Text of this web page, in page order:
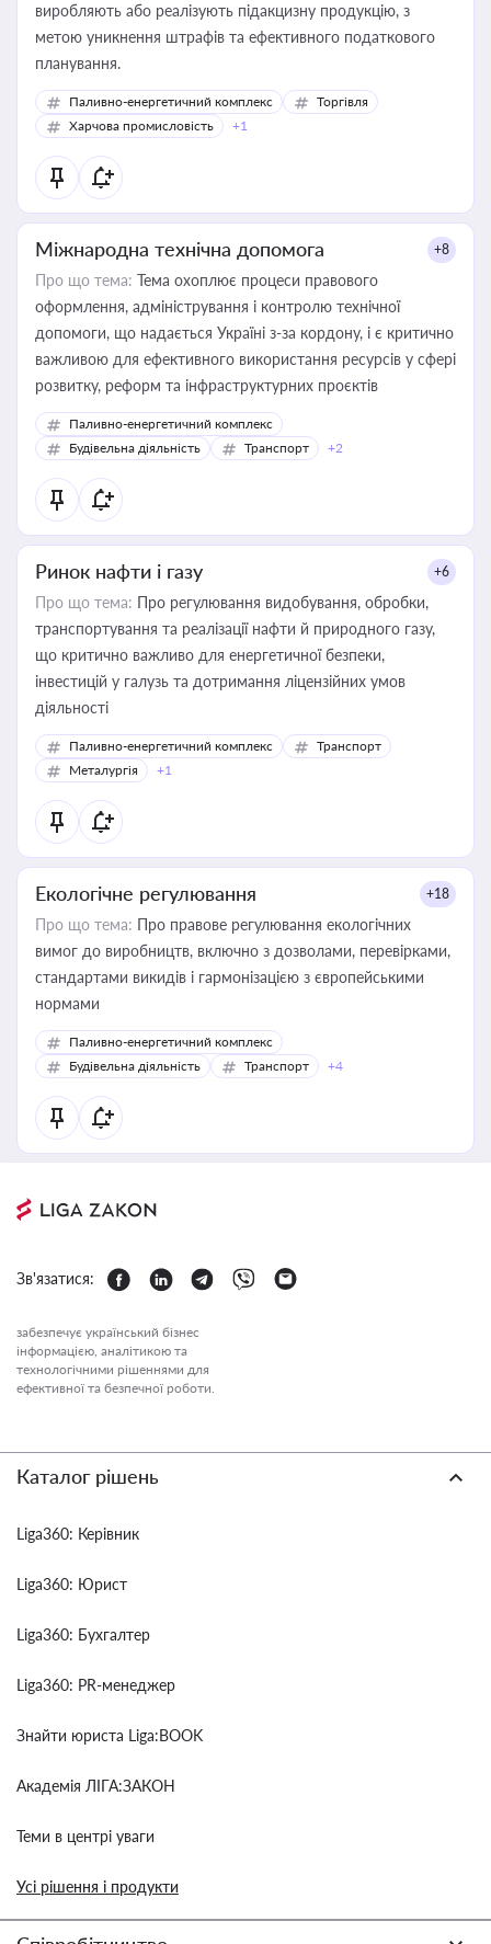
виробляють або реалізують підакцизну продукцію, з
метою уникнення штрафів та ефективного податкового
планування.
Паливно-енергетичний комплекс
Торгівля
Харчова промисловість
+1
Міжнародна технічна допомога +8
Про що тема: Тема охоплює процеси правового
оформлення, адміністрування і контролю технічної
допомоги, що надається Україні з-за кордону, і є критично
важливою для ефективного використання ресурсів у сфері
розвитку, реформ та інфраструктурних проєктів
Паливно-енергетичний комплекс
Будівельна діяльність
Транспорт +2
Ринок нафти і газу +6
Про що тема: Про регулювання видобування, обробки,
транспортування та реалізації нафти й природного газу,
що критично важливо для енергетичної безпеки,
інвестицій у галузь та дотримання ліцензійних умов
діяльності
Паливно-енергетичний комплекс
Транспорт
Металургія
+1
Екологічне регулювання +18
Про що тема: Про правове регулювання екологічних
вимог до виробництв, включно з дозволами, перевірками,
стандартами викидів і гармонізацією з європейськими
нормами
Паливно-енергетичний комплекс
Будівельна діяльність
Транспорт +4
Зв'язатися:
забезпечує український бізнес
інформацією, аналітикою та
технологічними рішеннями для
ефективної та безпечної роботи.
Каталог рішень
Liga360: Керівник
Liga360: Юрист
Liga360: Бухгалтер
Liga360: PR-менеджер
Знайти юриста Liga:BOOK
Академія ЛІГА:ЗАКОН
Теми в центрі уваги
Усі рішення і продукти